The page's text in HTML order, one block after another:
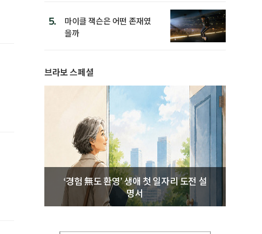
5.
마이클 잭슨은 어떤 존재였
을까
브라보 스페셜
‘경험 無도 환영’ 생애 첫 일자리 도전 설
명서